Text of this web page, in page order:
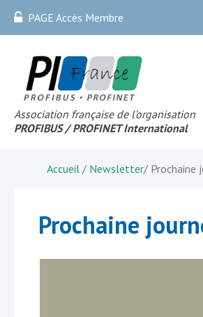
PAGE Accès Membre
Association française de l’organisation
PROFIBUS / PROFINET International
Accueil / Newsletter/ Prochaine
Prochaine